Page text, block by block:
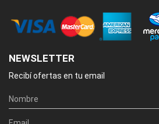
NEWSLETTER
Recibí ofertas en tu email